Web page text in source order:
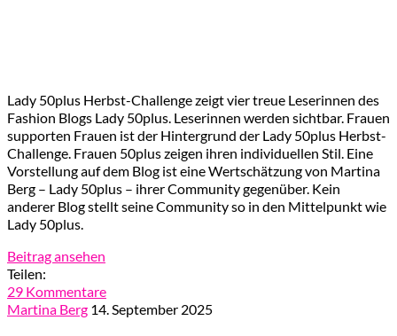
Lady 50plus Herbst-Challenge zeigt vier treue Leserinnen des
Fashion Blogs Lady 50plus. Leserinnen werden sichtbar. Frauen
supporten Frauen ist der Hintergrund der Lady 50plus Herbst-
Challenge. Frauen 50plus zeigen ihren individuellen Stil. Eine
Vorstellung auf dem Blog ist eine Wertschätzung von Martina
Berg – Lady 50plus – ihrer Community gegenüber. Kein
anderer Blog stellt seine Community so in den Mittelpunkt wie
Lady 50plus.
Beitrag ansehen
Teilen:
29 Kommentare
Martina Berg 14. September 2025